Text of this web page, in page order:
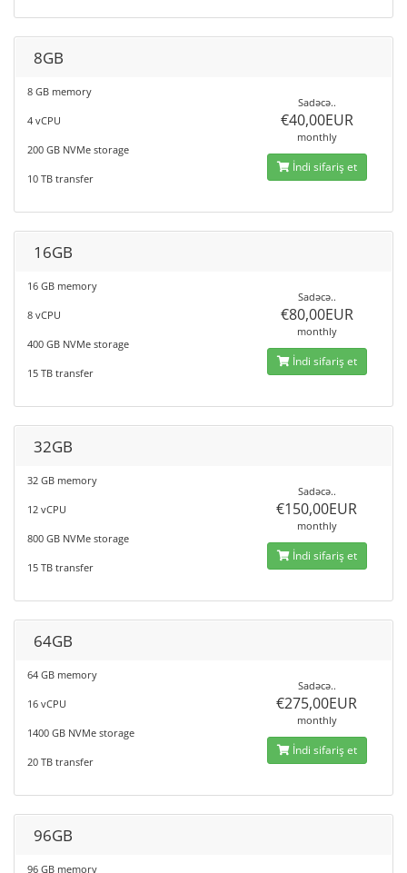
8GB
8 GB memory
4 vCPU
200 GB NVMe storage
10 TB transfer
Sadəcə..
€40,00EUR
monthly
İndi sifariş et
16GB
16 GB memory
8 vCPU
400 GB NVMe storage
15 TB transfer
Sadəcə..
€80,00EUR
monthly
İndi sifariş et
32GB
32 GB memory
12 vCPU
800 GB NVMe storage
15 TB transfer
Sadəcə..
€150,00EUR
monthly
İndi sifariş et
64GB
64 GB memory
16 vCPU
1400 GB NVMe storage
20 TB transfer
Sadəcə..
€275,00EUR
monthly
İndi sifariş et
96GB
96 GB memory